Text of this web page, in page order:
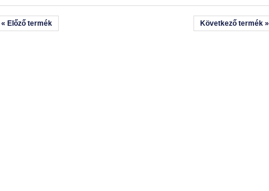
« Előző termék Következő termék »